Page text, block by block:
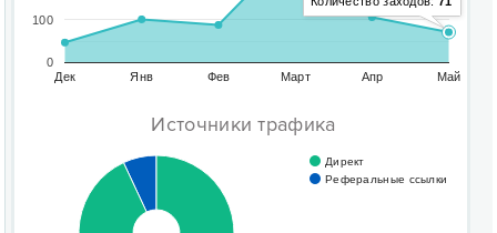
Дек Янв Фев Март Апр Май
0
100
Источники трафика
Директ
Реферальные ссылки